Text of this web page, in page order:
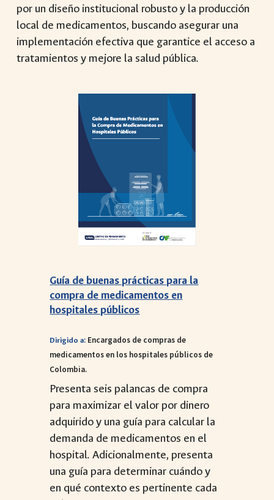
por un diseño institucional robusto y la producción
local de medicamentos, buscando asegurar una
implementación efectiva que garantice el acceso a
tratamientos y mejore la salud pública.
Guía de buenas prácticas para la
compra de medicamentos en
hospitales públicos
Dirigido a: Encargados de compras de
medicamentos en los hospitales públicos de
Colombia.
Presenta seis palancas de compra
para maximizar el valor por dinero
adquirido y una guía para calcular la
demanda de medicamentos en el
hospital. Adicionalmente, presenta
una guía para determinar cuándo y
en qué contexto es pertinente cada